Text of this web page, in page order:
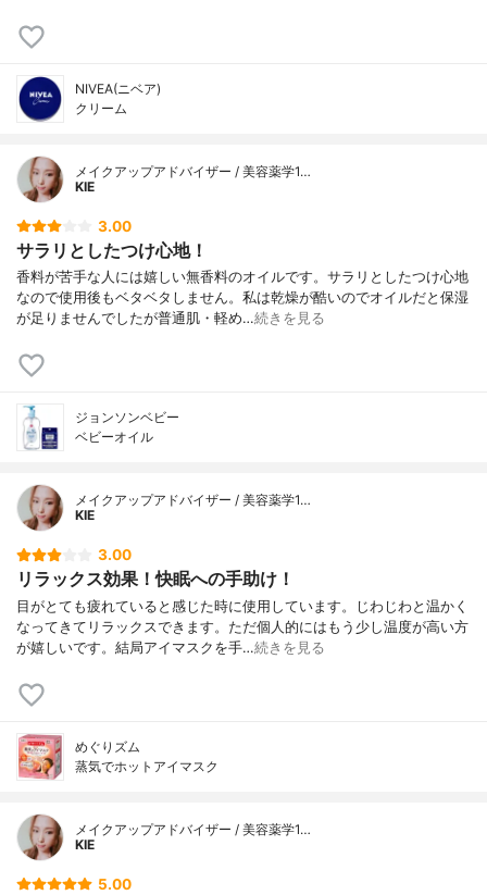
NIVEA(ニベア)
クリーム
メイクアップアドバイザー / 美容薬学1…
KIE
3.00
サラリとしたつけ心地！
香料が苦手な人には嬉しい無香料のオイルです。サラリとしたつけ心地
なので使用後もベタベタしません。私は乾燥が酷いのでオイルだと保湿
が足りませんでしたが普通肌・軽め…続きを見る
ジョンソンベビー
ベビーオイル
メイクアップアドバイザー / 美容薬学1…
KIE
3.00
リラックス効果！快眠への手助け！
目がとても疲れていると感じた時に使用しています。じわじわと温かく
なってきてリラックスできます。ただ個人的にはもう少し温度が高い方
が嬉しいです。結局アイマスクを手…続きを見る
めぐりズム
蒸気でホットアイマスク
メイクアップアドバイザー / 美容薬学1…
KIE
5.00